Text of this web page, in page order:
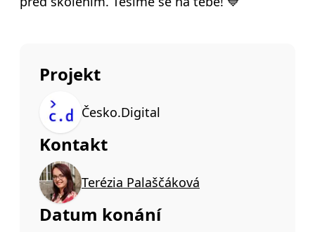
Projekt
Česko.Digital
Kontakt
Terézia Palaščáková
Datum konání